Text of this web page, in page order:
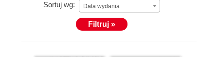
Sortuj wg: Data wydania
Filtruj »